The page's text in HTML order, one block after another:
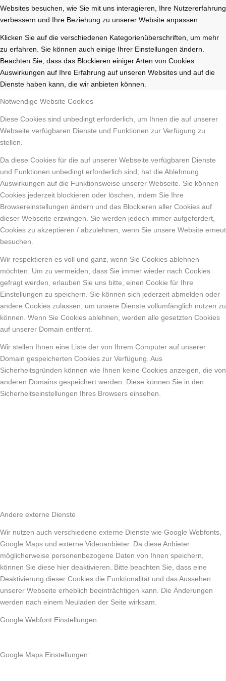
Websites besuchen, wie Sie mit uns interagieren, Ihre Nutzererfahrung
verbessern und Ihre Beziehung zu unserer Website anpassen.
Klicken Sie auf die verschiedenen Kategorienüberschriften, um mehr
zu erfahren. Sie können auch einige Ihrer Einstellungen ändern.
Beachten Sie, dass das Blockieren einiger Arten von Cookies
Auswirkungen auf Ihre Erfahrung auf unseren Websites und auf die
Dienste haben kann, die wir anbieten können.
Notwendige Website Cookies
Diese Cookies sind unbedingt erforderlich, um Ihnen die auf unserer
Webseite verfügbaren Dienste und Funktionen zur Verfügung zu
stellen.
Da diese Cookies für die auf unserer Webseite verfügbaren Dienste
und Funktionen unbedingt erforderlich sind, hat die Ablehnung
Auswirkungen auf die Funktionsweise unserer Webseite. Sie können
Cookies jederzeit blockieren oder löschen, indem Sie Ihre
Browsereinstellungen ändern und das Blockieren aller Cookies auf
dieser Webseite erzwingen. Sie werden jedoch immer aufgefordert,
Cookies zu akzeptieren / abzulehnen, wenn Sie unsere Website erneut
besuchen.
Wir respektieren es voll und ganz, wenn Sie Cookies ablehnen
möchten. Um zu vermeiden, dass Sie immer wieder nach Cookies
gefragt werden, erlauben Sie uns bitte, einen Cookie für Ihre
Einstellungen zu speichern. Sie können sich jederzeit abmelden oder
andere Cookies zulassen, um unsere Dienste vollumfänglich nutzen zu
können. Wenn Sie Cookies ablehnen, werden alle gesetzten Cookies
auf unserer Domain entfernt.
Wir stellen Ihnen eine Liste der von Ihrem Computer auf unserer
Domain gespeicherten Cookies zur Verfügung. Aus
Sicherheitsgründen können wie Ihnen keine Cookies anzeigen, die von
anderen Domains gespeichert werden. Diese können Sie in den
Sicherheitseinstellungen Ihres Browsers einsehen.
Andere externe Dienste
Wir nutzen auch verschiedene externe Dienste wie Google Webfonts,
Google Maps und externe Videoanbieter. Da diese Anbieter
möglicherweise personenbezogene Daten von Ihnen speichern,
können Sie diese hier deaktivieren. Bitte beachten Sie, dass eine
Deaktivierung dieser Cookies die Funktionalität und das Aussehen
unserer Webseite erheblich beeinträchtigen kann. Die Änderungen
werden nach einem Neuladen der Seite wirksam.
Google Webfont Einstellungen:
Google Maps Einstellungen: